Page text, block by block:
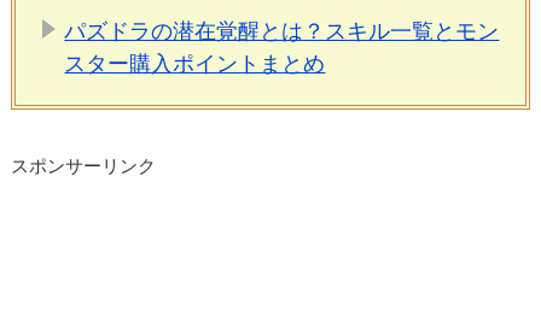
パズドラの潜在覚醒とは？スキル一覧とモン
スター購入ポイントまとめ
スポンサーリンク